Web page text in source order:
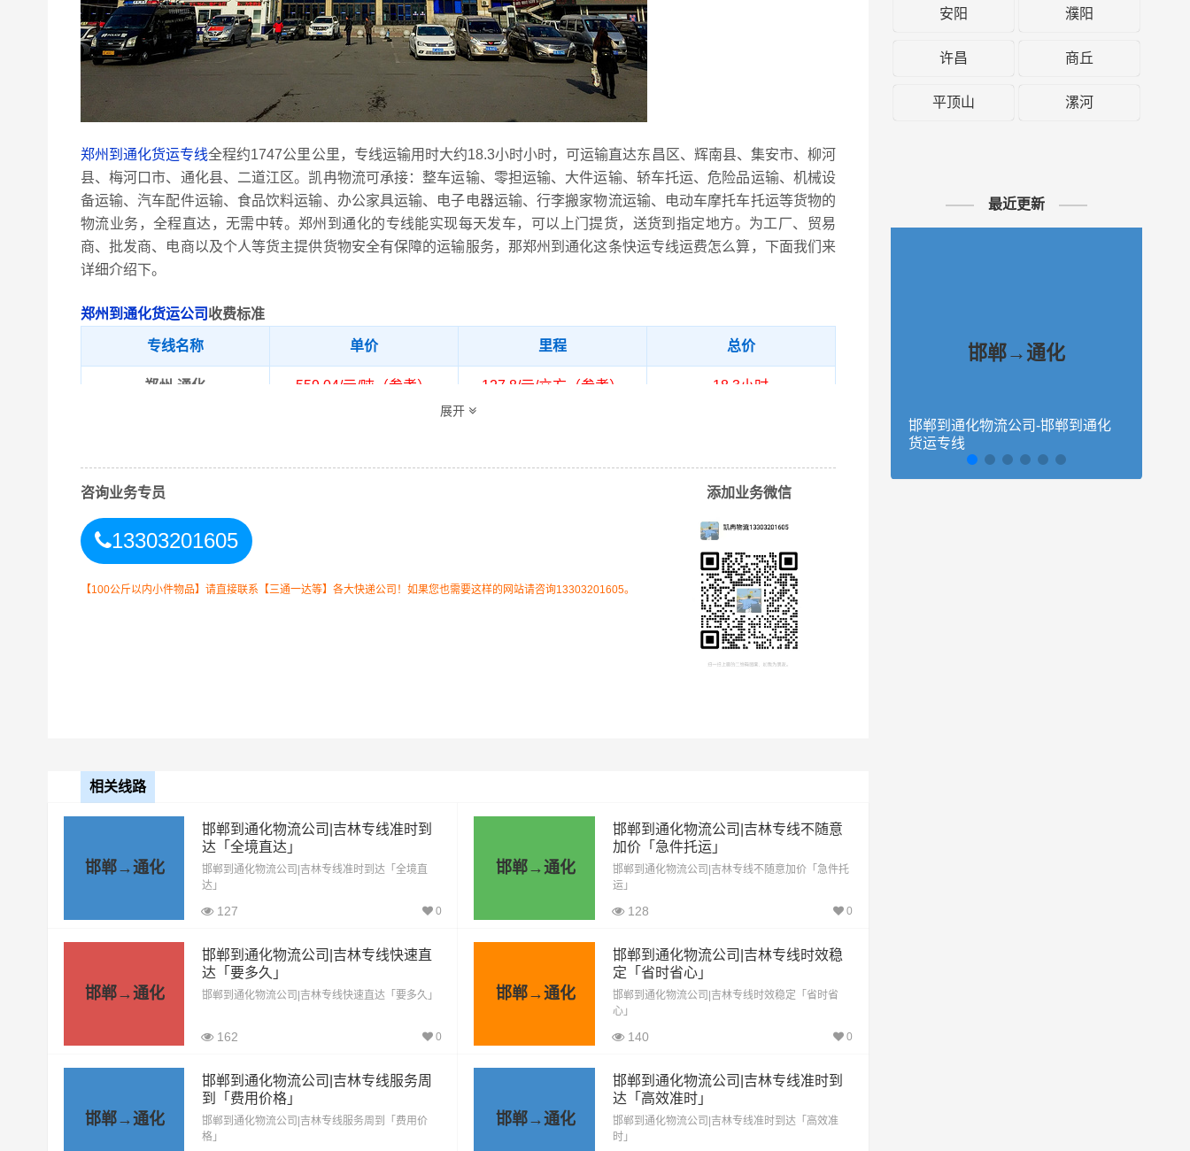
郑州到通化货运专线全程约1747公里公里，专线运输用时大约18.3小时小时，可运输直达东昌区、辉南县、集安市、柳河
县、梅河口市、通化县、二道江区。凯冉物流可承接：整车运输、零担运输、大件运输、轿车托运、危险品运输、机械设
备运输、汽车配件运输、食品饮料运输、办公家具运输、电子电器运输、行李搬家物流运输、电动车摩托车托运等货物的
物流业务，全程直达，无需中转。郑州到通化的专线能实现每天发车，可以上门提货，送货到指定地方。为工厂、贸易
商、批发商、电商以及个人等货主提供货物安全有保障的运输服务，那郑州到通化这条快运专线运费怎么算，下面我们来
详细介绍下。
郑州到通化货运公司 收费标准
专线名称 单价 里程 总价
郑州-通化 559.04/元/吨（参考） 127.8/元/立方（参考） 18.3小时
送货区域
通化市内、东昌区、辉南县、集安市、柳河县、梅河口市、通化县、二道江区（详细送
备注
晓！实际费用需要结合实际您的需求和货物特性来确定最终合作价格，可咨询凯冉物流
客服获取报价。
郑州到通化物流运输整车运输收费标准
整车运输车型
4.2米高栏 1747公里
6.8米高栏 5.5元 9608.5元
9.6米高栏 7.5元 1747公里 13102.5元
13米高栏
17.5米平板 10.5元 18343.5元
备注
整车运输价格计算方式通常是按单价×公里，以上报价为市场透明价，仅供参考，不作为
最终成交价格，望知晓！
展开
咨询业务专员
13303201605
【100公斤以内小件物品】请直接联系【三通一达等】各大快递公司！如果您也需要这样的网站请咨询13303201605。
添加业务微信
相关线路
邯郸→通化
邯郸到通化物流公司|吉林专线准时到
达「全境直达」
邯郸到通化物流公司|吉林专线准时到达「全境直
达」
127 0
邯郸→通化
邯郸到通化物流公司|吉林专线不随意
加价「急件托运」
邯郸到通化物流公司|吉林专线不随意加价「急件托
运」
128 0
邯郸→通化
邯郸到通化物流公司|吉林专线快速直
达「要多久」
邯郸到通化物流公司|吉林专线快速直达「要多久」
162 0
邯郸→通化
邯郸到通化物流公司|吉林专线时效稳
定「省时省心」
邯郸到通化物流公司|吉林专线时效稳定「省时省
心」
140 0
邯郸→通化
邯郸到通化物流公司|吉林专线服务周
到「费用价格」
邯郸到通化物流公司|吉林专线服务周到「费用价
格」
邯郸→通化
邯郸到通化物流公司|吉林专线准时到
达「高效准时」
邯郸到通化物流公司|吉林专线准时到达「高效准
时」
安阳 濮阳
许昌 商丘
平顶山 漯河
最近更新
邯郸→通化
邯郸到通化物流公司-邯郸到通化
货运专线